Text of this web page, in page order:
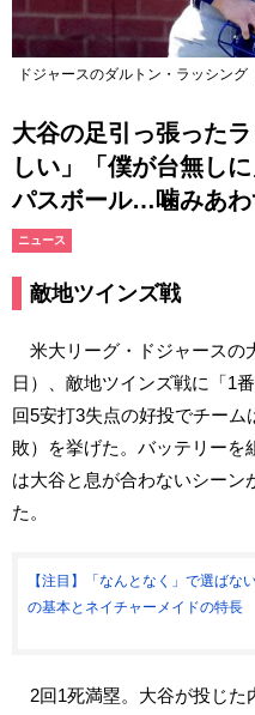
ドジャースのダルトン・ラッシング
大谷の足引っ張った
しい」「僕が台無し
パスボール…噛みあ
ニュース
敵地ツインズ戦
米大リーグ・ドジャースの
日）、敵地ツインズ戦に「1
回5安打3失点の好投でチー
敗）を挙げた。バッテリーを
は大谷と息が合わないシーン
た。
【注目】「なんとなく」で選ば
の基本とネイチャーメイドの特長
2回1死満塁。大谷が投じた